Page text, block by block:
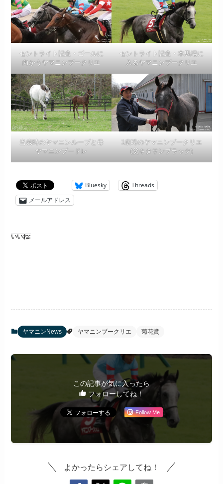
セントライト記念・ゴールに
向かうヤマニンブークリエ
セントライト記念・本馬場に
入るヤマニンブークリエ
当歳時のヤマニンループと母
ヤマニンプードレ
1歳時のヤマニンブークリエ
(父キタサンブラック)
Bluesky
Threads
メールアドレス
いいね:
ヤマニンNews ヤマニンブークリエ 菊花賞
この記事が気に入ったら
フォローしてね！
Follow Me
よかったらシェアしてね！